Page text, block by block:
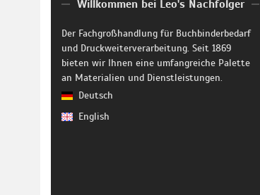
Willkommen bei Leo's Nachfolger
Der Fachgroßhandlung für Buchbinderbedarf
und Druckweiterverarbeitung. Seit 1869
bieten wir Ihnen eine umfangreiche Palette
an Materialien und Dienstleistungen.
Deutsch
English